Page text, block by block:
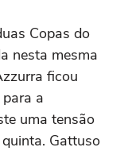
Copas do
nesta mesma
ficou
a
uma tensão
Gattuso